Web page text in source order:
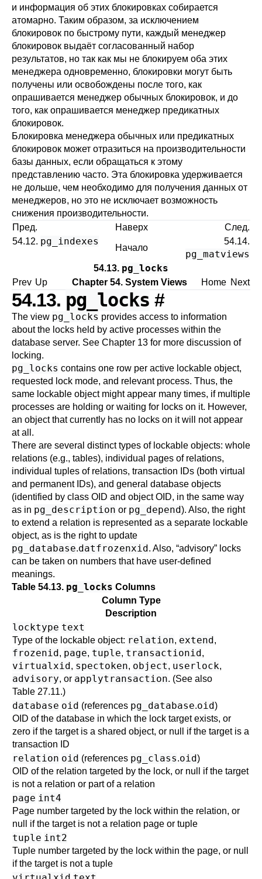
и информация об этих блокировках собирается
атомарно. Таким образом, за исключением
блокировок по быстрому пути, каждый менеджер
блокировок выдаёт согласованный набор
результатов, но так как мы не блокируем оба этих
менеджера одновременно, блокировки могут быть
получены или освобождены после того, как
опрашивается менеджер обычных блокировок, и до
того, как опрашивается менеджер предикатных
блокировок.
Блокировка менеджера обычных или предикатных
блокировок может отразиться на производительности
базы данных, если обращаться к этому
представлению часто. Эта блокировка удерживается
не дольше, чем необходимо для получения данных от
менеджеров, но это не исключает возможность
снижения производительности.
Пред.
Наверх
След.
54.12. pg_indexes
Начало
54.14.
pg_matviews
54.13. pg_locks
Prev Up Chapter 54. System Views Home Next
54.13. pg_locks #
The view pg_locks provides access to information
about the locks held by active processes within the
database server. See Chapter 13 for more discussion of
locking.
pg_locks contains one row per active lockable object,
requested lock mode, and relevant process. Thus, the
same lockable object might appear many times, if multiple
processes are holding or waiting for locks on it. However,
an object that currently has no locks on it will not appear
at all.
There are several distinct types of lockable objects: whole
relations (e.g., tables), individual pages of relations,
individual tuples of relations, transaction IDs (both virtual
and permanent IDs), and general database objects
(identified by class OID and object OID, in the same way
as in pg_description or pg_depend). Also, the right
to extend a relation is represented as a separate lockable
object, as is the right to update
pg_database.datfrozenxid. Also, “advisory” locks
can be taken on numbers that have user-defined
meanings.
Table 54.13. pg_locks Columns
Column Type
Description
locktype text
Type of the lockable object: relation, extend,
frozenid, page, tuple, transactionid,
virtualxid, spectoken, object, userlock,
advisory, or applytransaction. (See also
Table 27.11.)
database oid (references pg_database.oid)
OID of the database in which the lock target exists, or
zero if the target is a shared object, or null if the target is a
transaction ID
relation oid (references pg_class.oid)
OID of the relation targeted by the lock, or null if the target
is not a relation or part of a relation
page int4
Page number targeted by the lock within the relation, or
null if the target is not a relation page or tuple
tuple int2
Tuple number targeted by the lock within the page, or null
if the target is not a tuple